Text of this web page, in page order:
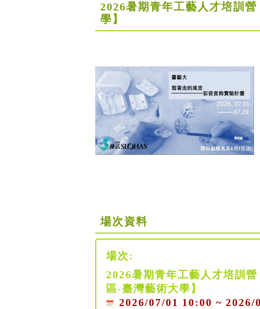
2026暑期青年工藝人才培訓
學】
場次資料
場次:
2026暑期青年工藝人才培訓
區-臺灣藝術大學】
2026/07/01 10:00 ~ 2026/